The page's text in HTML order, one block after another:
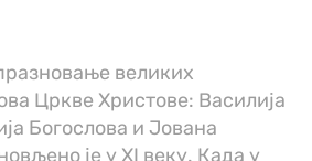
великих
Цркве Христове: Василија
Богослова и Јована
је у XI веку. Када у